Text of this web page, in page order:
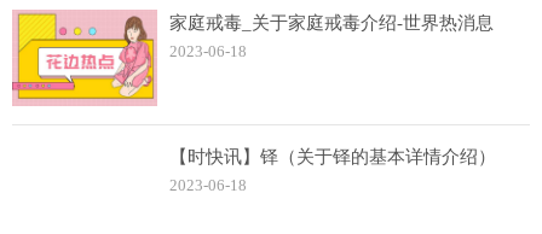
家庭戒毒_关于家庭戒毒介绍-世界热消息
2023-06-18
【时快讯】铎（关于铎的基本详情介绍）
2023-06-18